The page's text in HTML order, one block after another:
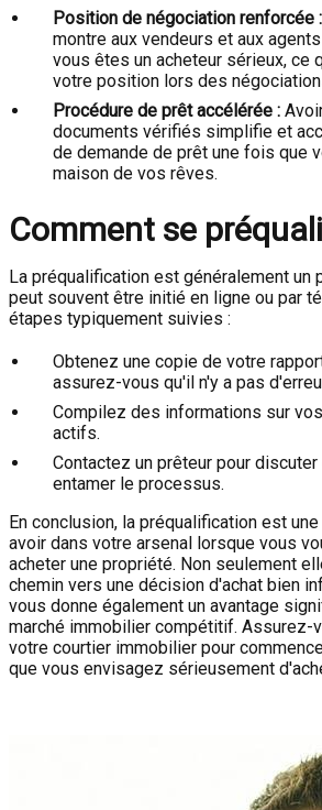
Position de négociation renforcée :
montre aux vendeurs et aux
vous êtes un acheteur sérieux, ce
votre position lors des
Procédure de prêt accélérée :
documents vérifiés simplifie et
de demande de prêt une fois que
maison de vos rêves.
Comment se
La préqualification est généralement
peut souvent être initié en ligne ou par
étapes typiquement suivies :
Obtenez une copie de votre
assurez-vous qu'il n'y a pas
Compilez des informations sur
actifs.
Contactez un prêteur pour
entamer le processus.
En conclusion, la préqualification est
avoir dans votre arsenal lorsque vous
acheter une propriété. Non seulement
chemin vers une décision d'achat bien
vous donne également un avantage
marché immobilier compétitif. Assurez-
votre courtier immobilier pour
que vous envisagez sérieusement